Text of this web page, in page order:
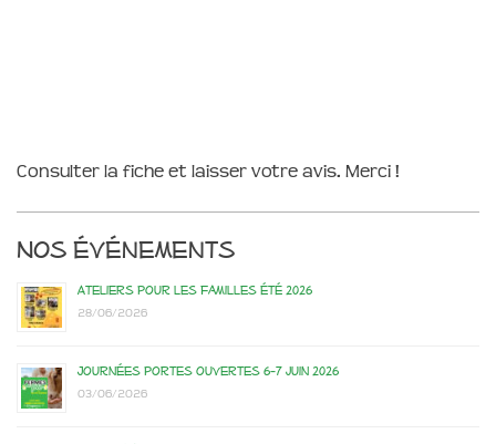
Consulter la fiche et laisser votre avis. Merci !
Nos événements
Ateliers pour les familles été 2026
28/06/2026
Journées portes ouvertes 6-7 juin 2026
03/06/2026